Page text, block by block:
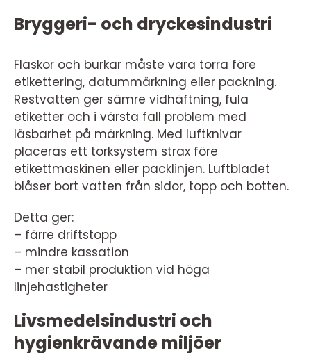
Bryggeri- och dryckesindustri
Flaskor och burkar måste vara torra före
etikettering, datummärkning eller packning.
Restvatten ger sämre vidhäftning, fula
etiketter och i värsta fall problem med
läsbarhet på märkning. Med luftknivar
placeras ett torksystem strax före
etikettmaskinen eller packlinjen. Luftbladet
blåser bort vatten från sidor, topp och botten.
Detta ger:
– färre driftstopp
– mindre kassation
– mer stabil produktion vid höga
linjehastigheter
Livsmedelsindustri och
hygienkrävande miljöer